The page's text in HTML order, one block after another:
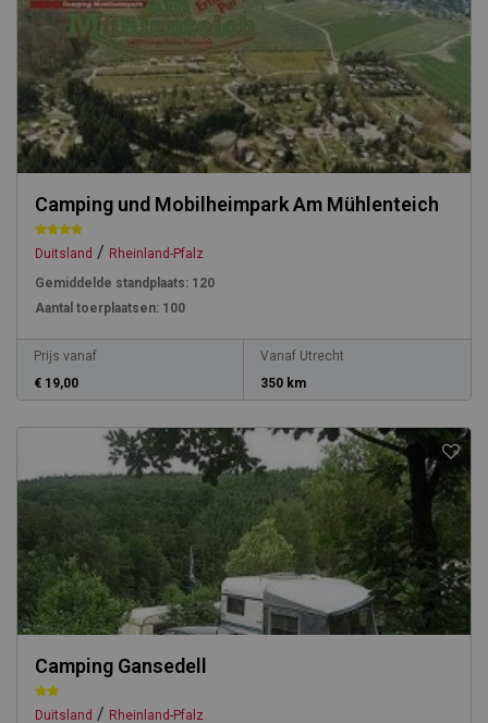
Camping und Mobilheimpark Am Mühlenteich
Duitsland / Rheinland-Pfalz
Gemiddelde standplaats: 120
Aantal toerplaatsen: 100
Prijs vanaf
€ 19,00
Vanaf Utrecht
350 km
Camping Gansedell
Duitsland / Rheinland-Pfalz